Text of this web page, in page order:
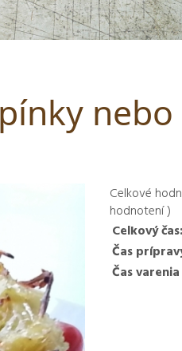
Celkové
hodnotení )
Celkový čas:
Čas
Čas